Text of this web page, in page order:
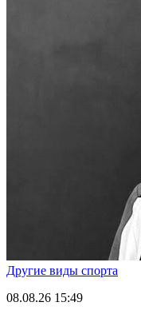
Другие виды спорта
08.08.26 15:49